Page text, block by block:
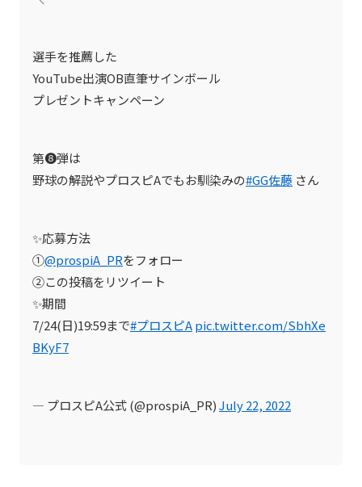
選手を推薦した
YouTube出演OB直筆サインボール
プレゼントキャンペーン
第➑弾は
野球の解説やプロスピAでもお馴染みの#GG佐藤 さん
✨応募方法
①@prospiA_PRをフォロー
②この投稿をリツイート
✨期間
7/24(日)19:59まで#プロスピApic.twitter.com/SbhXe
BKyF7
— プロスピA公式 (@prospiA_PR)July 22, 2022